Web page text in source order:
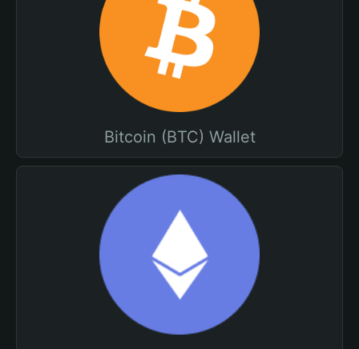
Bitcoin (BTC) Wallet